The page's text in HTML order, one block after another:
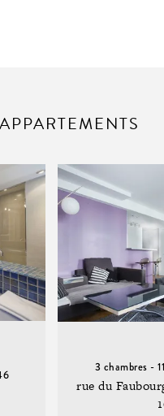
3 chambres -
rue du